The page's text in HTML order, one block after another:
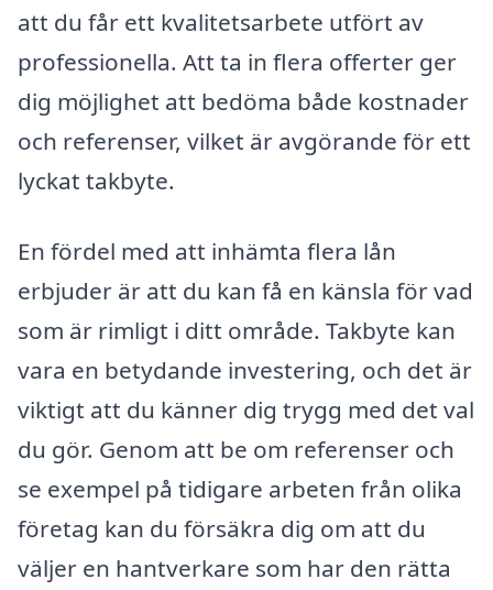
att du får ett kvalitetsarbete utfört av
professionella. Att ta in flera offerter ger
dig möjlighet att bedöma både kostnader
och referenser, vilket är avgörande för ett
lyckat takbyte.
En fördel med att inhämta flera lån
erbjuder är att du kan få en känsla för vad
som är rimligt i ditt område. Takbyte kan
vara en betydande investering, och det är
viktigt att du känner dig trygg med det val
du gör. Genom att be om referenser och
se exempel på tidigare arbeten från olika
företag kan du försäkra dig om att du
väljer en hantverkare som har den rätta